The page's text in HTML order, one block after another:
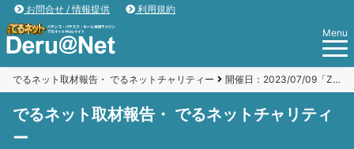
お問合せ / 情報提供
利用規約
Menu
でるネット取材報告・ でるネットチャリティー 開催日：2023/07/09「ZENT竜ケ崎店」
でるネット取材報告・ でるネットチャリティ
ー